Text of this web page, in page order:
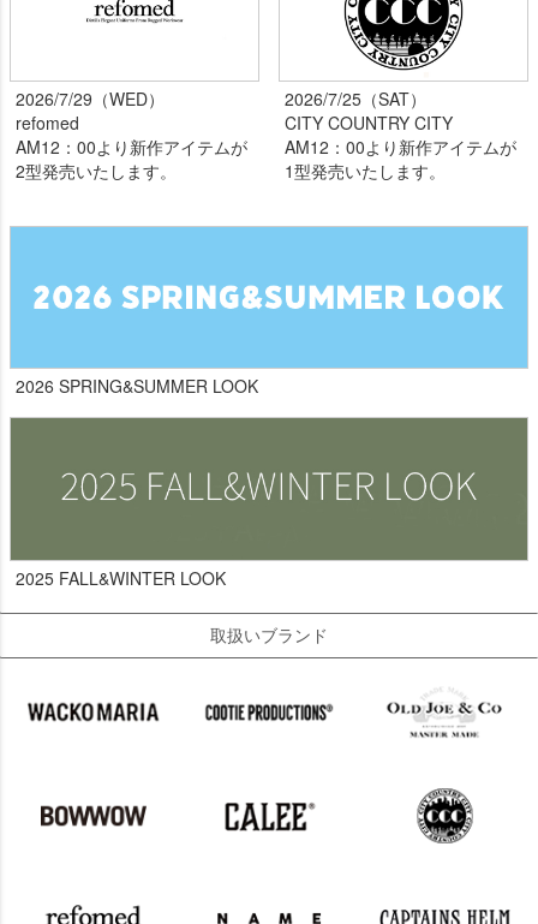
2026/7/29（WED）
refomed
AM12：00より新作アイテムが
2型発売いたします。
2026/7/25（SAT）
CITY COUNTRY CITY
AM12：00より新作アイテムが
1型発売いたします。
2026 SPRING&SUMMER LOOK
2025 FALL&WINTER LOOK
取扱いブランド